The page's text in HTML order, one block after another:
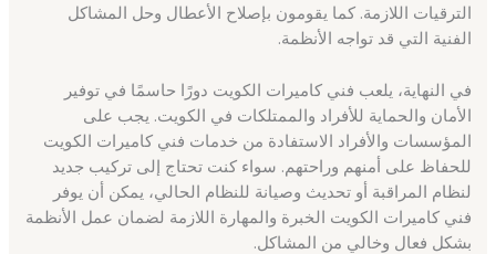
الترقيات اللازمة. كما يقومون بإصلاح الأعطال وحل المشاكل
الفنية التي قد تواجه الأنظمة.
في النهاية، يلعب فني كاميرات الكويت دورًا حاسمًا في توفير
الأمان والحماية للأفراد والممتلكات في الكويت. يجب على
المؤسسات والأفراد الاستفادة من خدمات فني كاميرات الكويت
للحفاظ على أمنهم وراحتهم. سواء كنت تحتاج إلى تركيب جديد
لنظام المراقبة أو تحديث وصيانة للنظام الحالي، يمكن أن يوفر
فني كاميرات الكويت الخبرة والمهارة اللازمة لضمان عمل الأنظمة
بشكل فعال وخالي من المشاكل.